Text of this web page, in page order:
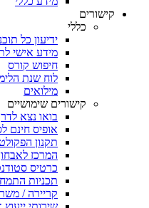
קישורים
כללי
ידיעון כל
מידע אישי
חיפוש קורס
לוח שנת
מילואים
קישורים שימושיים
בואו נצא
אופיס חינם
תקנון
המרכז
כרטיס
תכניות
קריירה /